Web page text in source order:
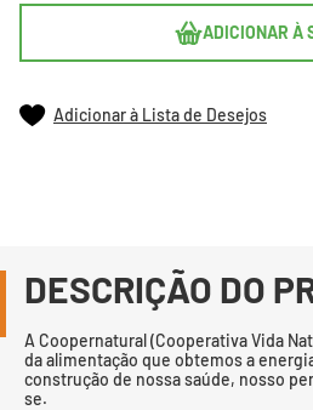
ADICIONAR À
Adicionar à Lista de Desejos
DESCRIÇÃO DO
A Coopernatural (Cooperativa Vida
da alimentação que obtemos a
construção de nossa saúde, nosso
se.